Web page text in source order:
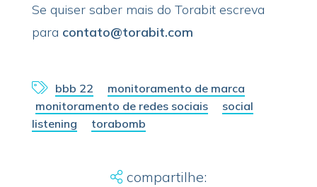
Se quiser saber mais do Torabit escreva
para contato@torabit.com
bbb 22
monitoramento de marca
monitoramento de redes sociais
social
listening
torabomb
compartilhe: